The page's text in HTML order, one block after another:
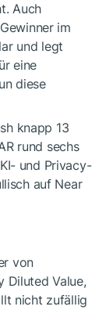
Auch
im
und legt
eine
diese
knapp 13
rund sechs
und Privacy-
auf Near
von
Diluted Value,
nicht zufällig